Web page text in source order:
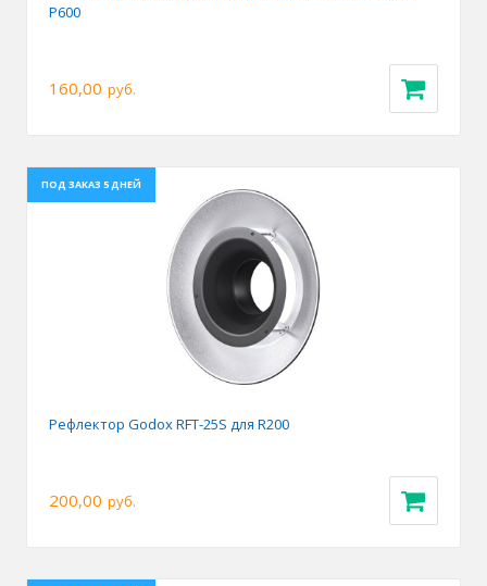
P600
160,00 руб.
ПОД ЗАКАЗ 5 ДНЕЙ
Рефлектор Godox RFT-25S для R200
200,00 руб.